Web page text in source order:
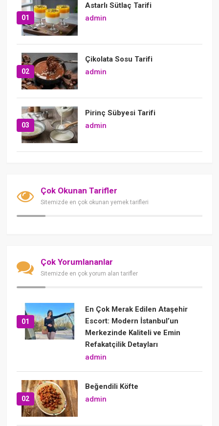
01
Astarlı Sütlaç Tarifi
admin
02
Çikolata Sosu Tarifi
admin
03
Pirinç Sübyesi Tarifi
admin
Çok Okunan Tarifler
Sitemizde en çok okunan yemek tarifleri
Çok Yorumlananlar
Sitemizde en çok yorum alan tarifler
01
En Çok Merak Edilen Ataşehir
Escort: Modern İstanbul’un
Merkezinde Kaliteli ve Emin
Refakatçilik Detayları
admin
02
Beğendili Köfte
admin